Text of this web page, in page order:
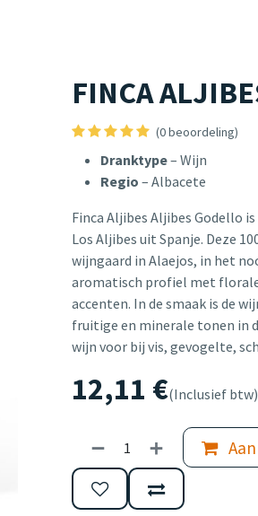
FINCA
(0 beoordeling)
Dranktype– Wijn
Regio – Albacete
Finca Aljibes Aljibes Godello
Los Aljibes uit Spanje. Deze
wijngaard in Alaejos, in het
aromatisch profiel met
accenten. In de smaak is de
fruitige en minerale tonen in
wijn voor bij vis, gevogelte,
12,11 €(Inclusief btw)